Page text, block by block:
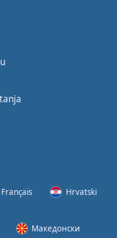
Français Hrvatski
Македонски